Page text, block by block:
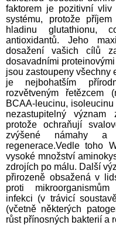
faktorem je pozitivní
systému, protože
hladinu glutathionu,
antioxidantů. Jeho
dosažení vašich cílů
dosavadními
jsou zastoupeny všechny
je nejbohatším
rozvětveným řetězcem
BCAA-leucinu,
nezastupitelný
protože ochraňují
zvýšené námahy
regenerace.Vedle toho
vysoké množství
zdrojích po málu. Další
přirozeně obsažená v
proti
infekci (v trávicí
(včetně některých
růst přínosných bakterií a